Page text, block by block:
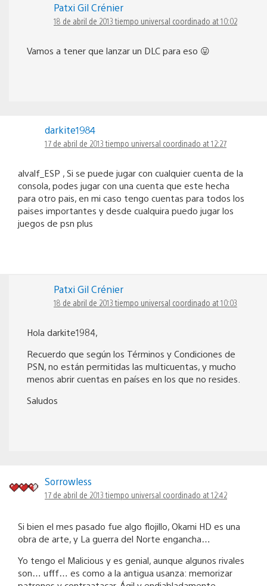
Patxi Gil Crénier
18 de abril de 2013 tiempo universal coordinado at 10:02
Vamos a tener que lanzar un DLC para eso 😛
darkite1984
17 de abril de 2013 tiempo universal coordinado at 12:27
alvalf_ESP , Si se puede jugar con cualquier cuenta de la
consola, podes jugar con una cuenta que este hecha
para otro pais, en mi caso tengo cuentas para todos los
paises importantes y desde cualquira puedo jugar los
juegos de psn plus
Patxi Gil Crénier
18 de abril de 2013 tiempo universal coordinado at 10:03
Hola darkite1984,
Recuerdo que según los Términos y Condiciones de
PSN, no están permitidas las multicuentas, y mucho
menos abrir cuentas en países en los que no resides.
Saludos
Sorrowless
17 de abril de 2013 tiempo universal coordinado at 12:42
Si bien el mes pasado fue algo flojillo, Okami HD es una
obra de arte, y La guerra del Norte engancha…
Yo tengo el Malicious y es genial, aunque algunos rivales
son… ufff… es como a la antigua usanza: memorizar